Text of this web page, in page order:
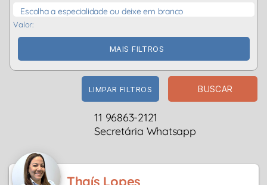
Escolha a especialidade ou deixe em branco
Valor:
MAIS FILTROS
LIMPAR FILTROS BUSCAR
11 96863-2121
Secretária Whatsapp
Thaís Lopes